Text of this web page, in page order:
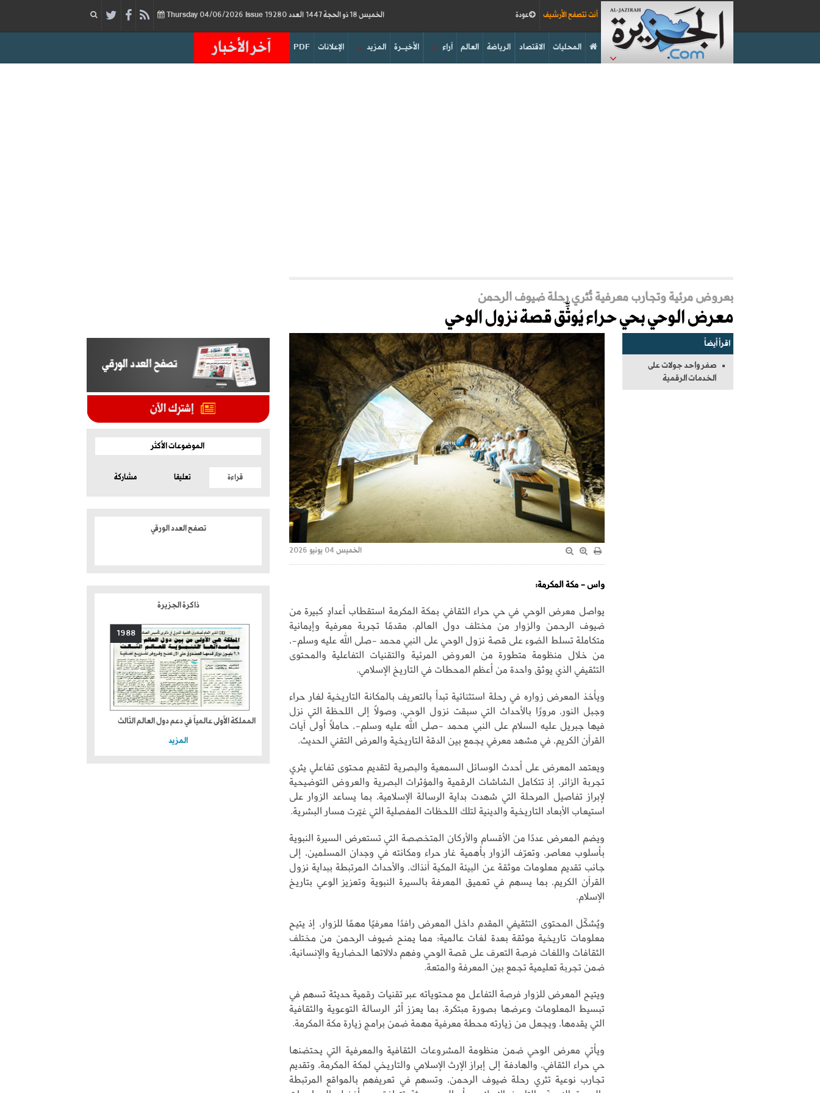
الخميس 18 ذو الحجة 1447 العدد 19280 04/06/2026 Issue عودة أنت تتصفح الأرشيف
آخر الأخبار PDF الإعلانات المزيد الأخيــرة آراء العالم الرياضة الاقتصاد المحليات
بعروض مرئية وتجارب معرفية تُثري رحلة ضيوف الرحمن
معرض الوحي بحي حراء يُوثِّق قصة نزول الوحي
اقرأ أيضاً
صفر واحد جولات على
الخدمات الرقمية
الخميس 04 يونيو 2026
واس - مكة المكرمة:
يواصل معرض الوحي في حي حراء الثقافي بمكة المكرمة استقطاب أعدادٍ كبيرة من
ضيوف الرحمن والزوار من مختلف دول العالم، مقدمًا تجربة معرفية وإيمانية
متكاملة تسلط الضوء على قصة نزول الوحي على النبي محمد -صلى الله عليه وسلم-،
من خلال منظومة متطورة من العروض المرئية والتقنيات التفاعلية والمحتوى
التثقيفي الذي يوثق واحدة من أعظم المحطات في التاريخ الإسلامي.
ويأخذ المعرض زواره في رحلة استثنائية تبدأ بالتعريف بالمكانة التاريخية لغار حراء
وجبل النور، مرورًا بالأحداث التي سبقت نزول الوحي، وصولًا إلى اللحظة التي نزل
فيها جبريل عليه السلام على النبي محمد -صلى الله عليه وسلم-، حاملًا أولى آيات
القرآن الكريم، في مشهد معرفي يجمع بين الدقة التاريخية والعرض التقني الحديث.
ويعتمد المعرض على أحدث الوسائل السمعية والبصرية لتقديم محتوى تفاعلي يثري
تجربة الزائر، إذ تتكامل الشاشات الرقمية والمؤثرات البصرية والعروض التوضيحية
لإبراز تفاصيل المرحلة التي شهدت بداية الرسالة الإسلامية، بما يساعد الزوار على
استيعاب الأبعاد التاريخية والدينية لتلك اللحظات المفصلية التي غيّرت مسار البشرية.
ويضم المعرض عددًا من الأقسام والأركان المتخصصة التي تستعرض السيرة النبوية
بأسلوب معاصر، وتعرّف الزوار بأهمية غار حراء ومكانته في وجدان المسلمين، إلى
جانب تقديم معلومات موثقة عن البيئة المكية آنذاك، والأحداث المرتبطة ببداية نزول
القرآن الكريم، بما يسهم في تعميق المعرفة بالسيرة النبوية وتعزيز الوعي بتاريخ
الإسلام.
ويُشكّل المحتوى التثقيفي المقدم داخل المعرض رافدًا معرفيًا مهمًا للزوار، إذ يتيح
معلومات تاريخية موثقة بعدة لغات عالمية؛ مما يمنح ضيوف الرحمن من مختلف
الثقافات واللغات فرصة التعرف على قصة الوحي وفهم دلالاتها الحضارية والإنسانية،
ضمن تجربة تعليمية تجمع بين المعرفة والمتعة.
ويتيح المعرض للزوار فرصة التفاعل مع محتوياته عبر تقنيات رقمية حديثة تسهم في
تبسيط المعلومات وعرضها بصورة مبتكرة، بما يعزز أثر الرسالة التوعوية والثقافية
التي يقدمها، ويجعل من زيارته محطة معرفية مهمة ضمن برامج زيارة مكة المكرمة.
ويأتي معرض الوحي ضمن منظومة المشروعات الثقافية والمعرفية التي يحتضنها
حي حراء الثقافي، والهادفة إلى إبراز الإرث الإسلامي والتاريخي لمكة المكرمة، وتقديم
تجارب نوعية تثري رحلة ضيوف الرحمن، وتسهم في تعريفهم بالمواقع المرتبطة
الموضوعات الأكثر
قراءة تعليقا مشاركة
تصفح العدد الورقي
ذاكرة الجزيرة
1988
المملكة الأولى عالمياً في دعم دول العالم الثالث
المزيد